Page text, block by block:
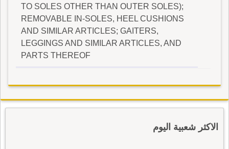
TO SOLES OTHER THAN OUTER SOLES);
REMOVABLE IN-SOLES, HEEL CUSHIONS
AND SIMILAR ARTICLES; GAITERS,
LEGGINGS AND SIMILAR ARTICLES, AND
PARTS THEREOF
الاكثر شعبية اليوم